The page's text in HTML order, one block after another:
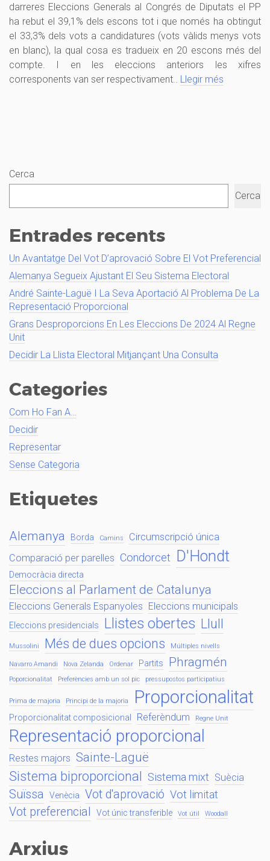
darreres Eleccions Generals al Congrés de Diputats el PP
ha rebut el 39,1% dels escons tot i que només ha obtingut
el 33,3% dels vots a candidatures (vots vàlids menys vots
en blanc), la qual cosa es tradueix en 20 escons més del
compte. I en les eleccions anteriors les xifres
corresponents van ser respectivament.. Llegir més
Cerca
Cerca
Entrades recents
Un Avantatge Del Vot D’aprovació Sobre El Vot Preferencial
Alemanya Segueix Ajustant El Seu Sistema Electoral
André Sainte-Laguë I La Seva Aportació Al Problema De La
Representació Proporcional
Grans Desproporcions En Les Eleccions De 2024 Al Regne
Unit
Decidir La Llista Electoral Mitjançant Una Consulta
Categories
Com Ho Fan A…
Decidir
Representar
Sense Categoria
Etiquetes
Alemanya Borda Camins
Circumscripció única
Comparació per parelles Condorcet D'Hondt
Democràcia directa
Eleccions al Parlament de Catalunya
Eleccions Generals Espanyoles Eleccions municipals
Eleccions presidencials Llistes obertes Llull
Mussolini Més de dues opcions Múltiples nivells
Navarro Amandi Nova Zelanda Ordenar Partits Phragmén
Poporcionalitat Preferències amb un sol pic pressupostos participatius
Prima de majoria Principi de la majoria Proporcionalitat
Proporcionalitat composicional Referèndum Regne Unit
Representació proporcional
Restes majors Sainte-Laguë
Sistema biproporcional Sistema mixt Suècia
Suïssa Venècia Vot d'aprovació Vot limitat
Vot preferencial Vot únic transferible Vot útil Woodall
Arxius